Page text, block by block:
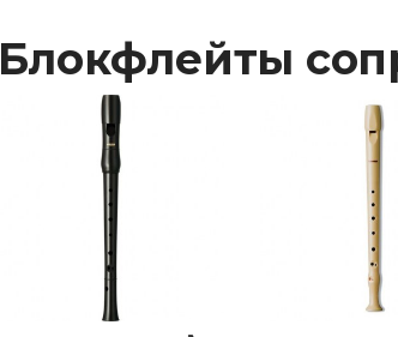
Блокфлейты